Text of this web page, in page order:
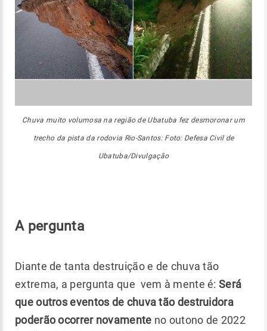
Chuva muito volumosa na região de Ubatuba fez desmoronar um
trecho da pista da rodovia Rio-Santos: Foto: Defesa Civil de
Ubatuba/Divulgação
A pergunta
Diante de tanta destruição e de chuva tão
extrema, a pergunta que vem à mente é: Será
que outros eventos de chuva tão destruidora
poderão ocorrer novamente no outono de 2022